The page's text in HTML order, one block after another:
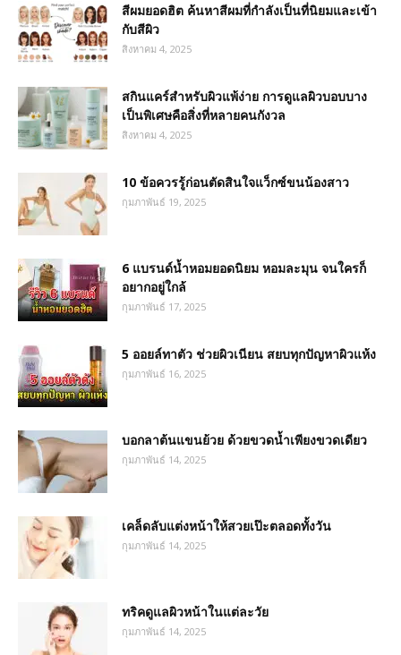
สีผมยอดฮิต ค้นหาสีผมที่กำลังเป็นที่นิยมและเข้า
กับสีผิว
สิงหาคม 4, 2025
สกินแคร์สำหรับผิวแพ้ง่าย การดูแลผิวบอบบาง
เป็นพิเศษคือสิ่งที่หลายคนกังวล
สิงหาคม 4, 2025
10 ข้อควรรู้ก่อนตัดสินใจแว็กซ์ขนน้องสาว
กุมภาพันธ์ 19, 2025
6 แบรนด์น้ำหอมยอดนิยม หอมละมุน จนใครก็
อยากอยู่ใกล้
กุมภาพันธ์ 17, 2025
5 ออยล์ทาตัว ช่วยผิวเนียน สยบทุกปัญหาผิวแห้ง
กุมภาพันธ์ 16, 2025
บอกลาต้นแขนย้วย ด้วยขวดน้ำเพียงขวดเดียว
กุมภาพันธ์ 14, 2025
เคล็ดลับแต่งหน้าให้สวยเป๊ะตลอดทั้งวัน
กุมภาพันธ์ 14, 2025
ทริคดูแลผิวหน้าในแต่ละวัย
กุมภาพันธ์ 14, 2025